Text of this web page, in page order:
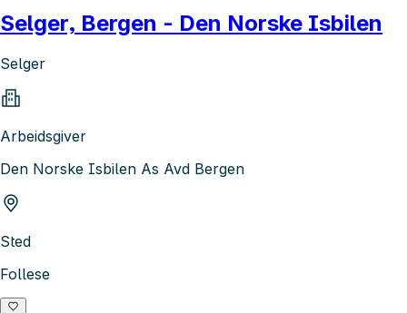
Selger, Bergen - Den Norske Isbilen
Selger
Arbeidsgiver
Den Norske Isbilen As Avd Bergen
Sted
Follese